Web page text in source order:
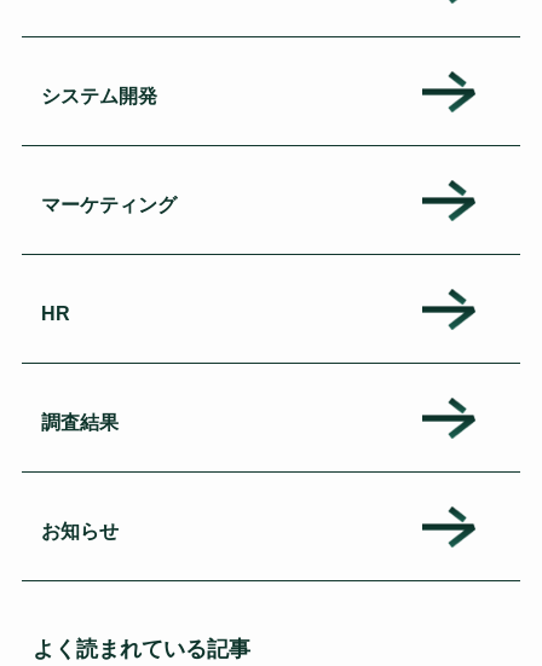
システム開発
マーケティング
HR
調査結果
お知らせ
よく読まれている記事